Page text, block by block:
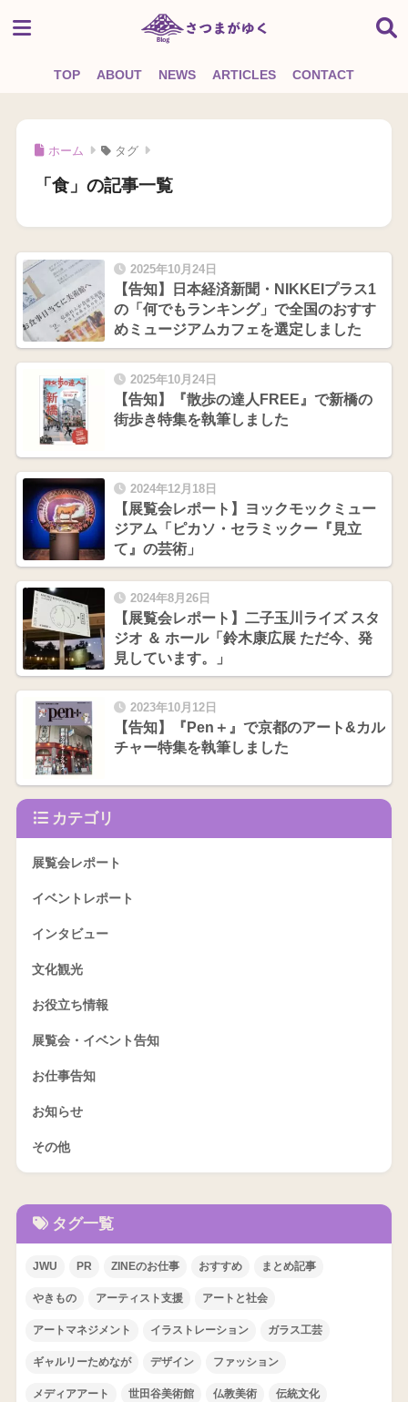
TOP ABOUT NEWS ARTICLES CONTACT
ホーム タグ
「食」の記事一覧
2025年10月24日
【告知】日本経済新聞・NIKKEIプラス1
の「何でもランキング」で全国のおすす
めミュージアムカフェを選定しました
2025年10月24日
【告知】『散歩の達人FREE』で新橋の
街歩き特集を執筆しました
2024年12月18日
【展覧会レポート】ヨックモックミュー
ジアム「ピカソ・セラミックー『見立
て』の芸術」
2024年8月26日
【展覧会レポート】二子玉川ライズ スタ
ジオ ＆ ホール「鈴木康広展 ただ今、発
見しています。」
2023年10月12日
【告知】『Pen＋』で京都のアート&カル
チャー特集を執筆しました
カテゴリ
展覧会レポート
イベントレポート
インタビュー
文化観光
お役立ち情報
展覧会・イベント告知
お仕事告知
お知らせ
その他
タグ一覧
JWU PR ZINEのお仕事 おすすめ まとめ記事
やきもの アーティスト支援 アートと社会
アートマネジメント イラストレーション ガラス工芸
ギャルリーためなが デザイン ファッション
メディアアート 世田谷美術館 仏教美術 伝統文化